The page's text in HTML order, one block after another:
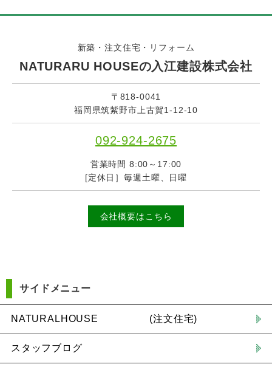
新築・注文住宅・リフォーム
NATURARU HOUSEの入江建設株式会社
〒818-0041
福岡県筑紫野市上古賀1-12-10
092-924-2675
営業時間 8:00～17:00
[定休日］毎週土曜、日曜
会社概要はこちら
サイドメニュー
NATURALHOUSE (注文住宅)
スタッフブログ